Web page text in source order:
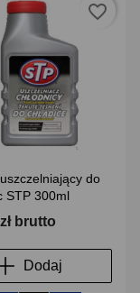
do
STP 300ml
brutto
Dodaj
favorite_border